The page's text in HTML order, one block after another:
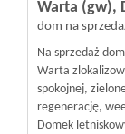
Warta (gw),
dom na
Na sprzedaż
Warta
spokojnej,
regenerację,
Domek